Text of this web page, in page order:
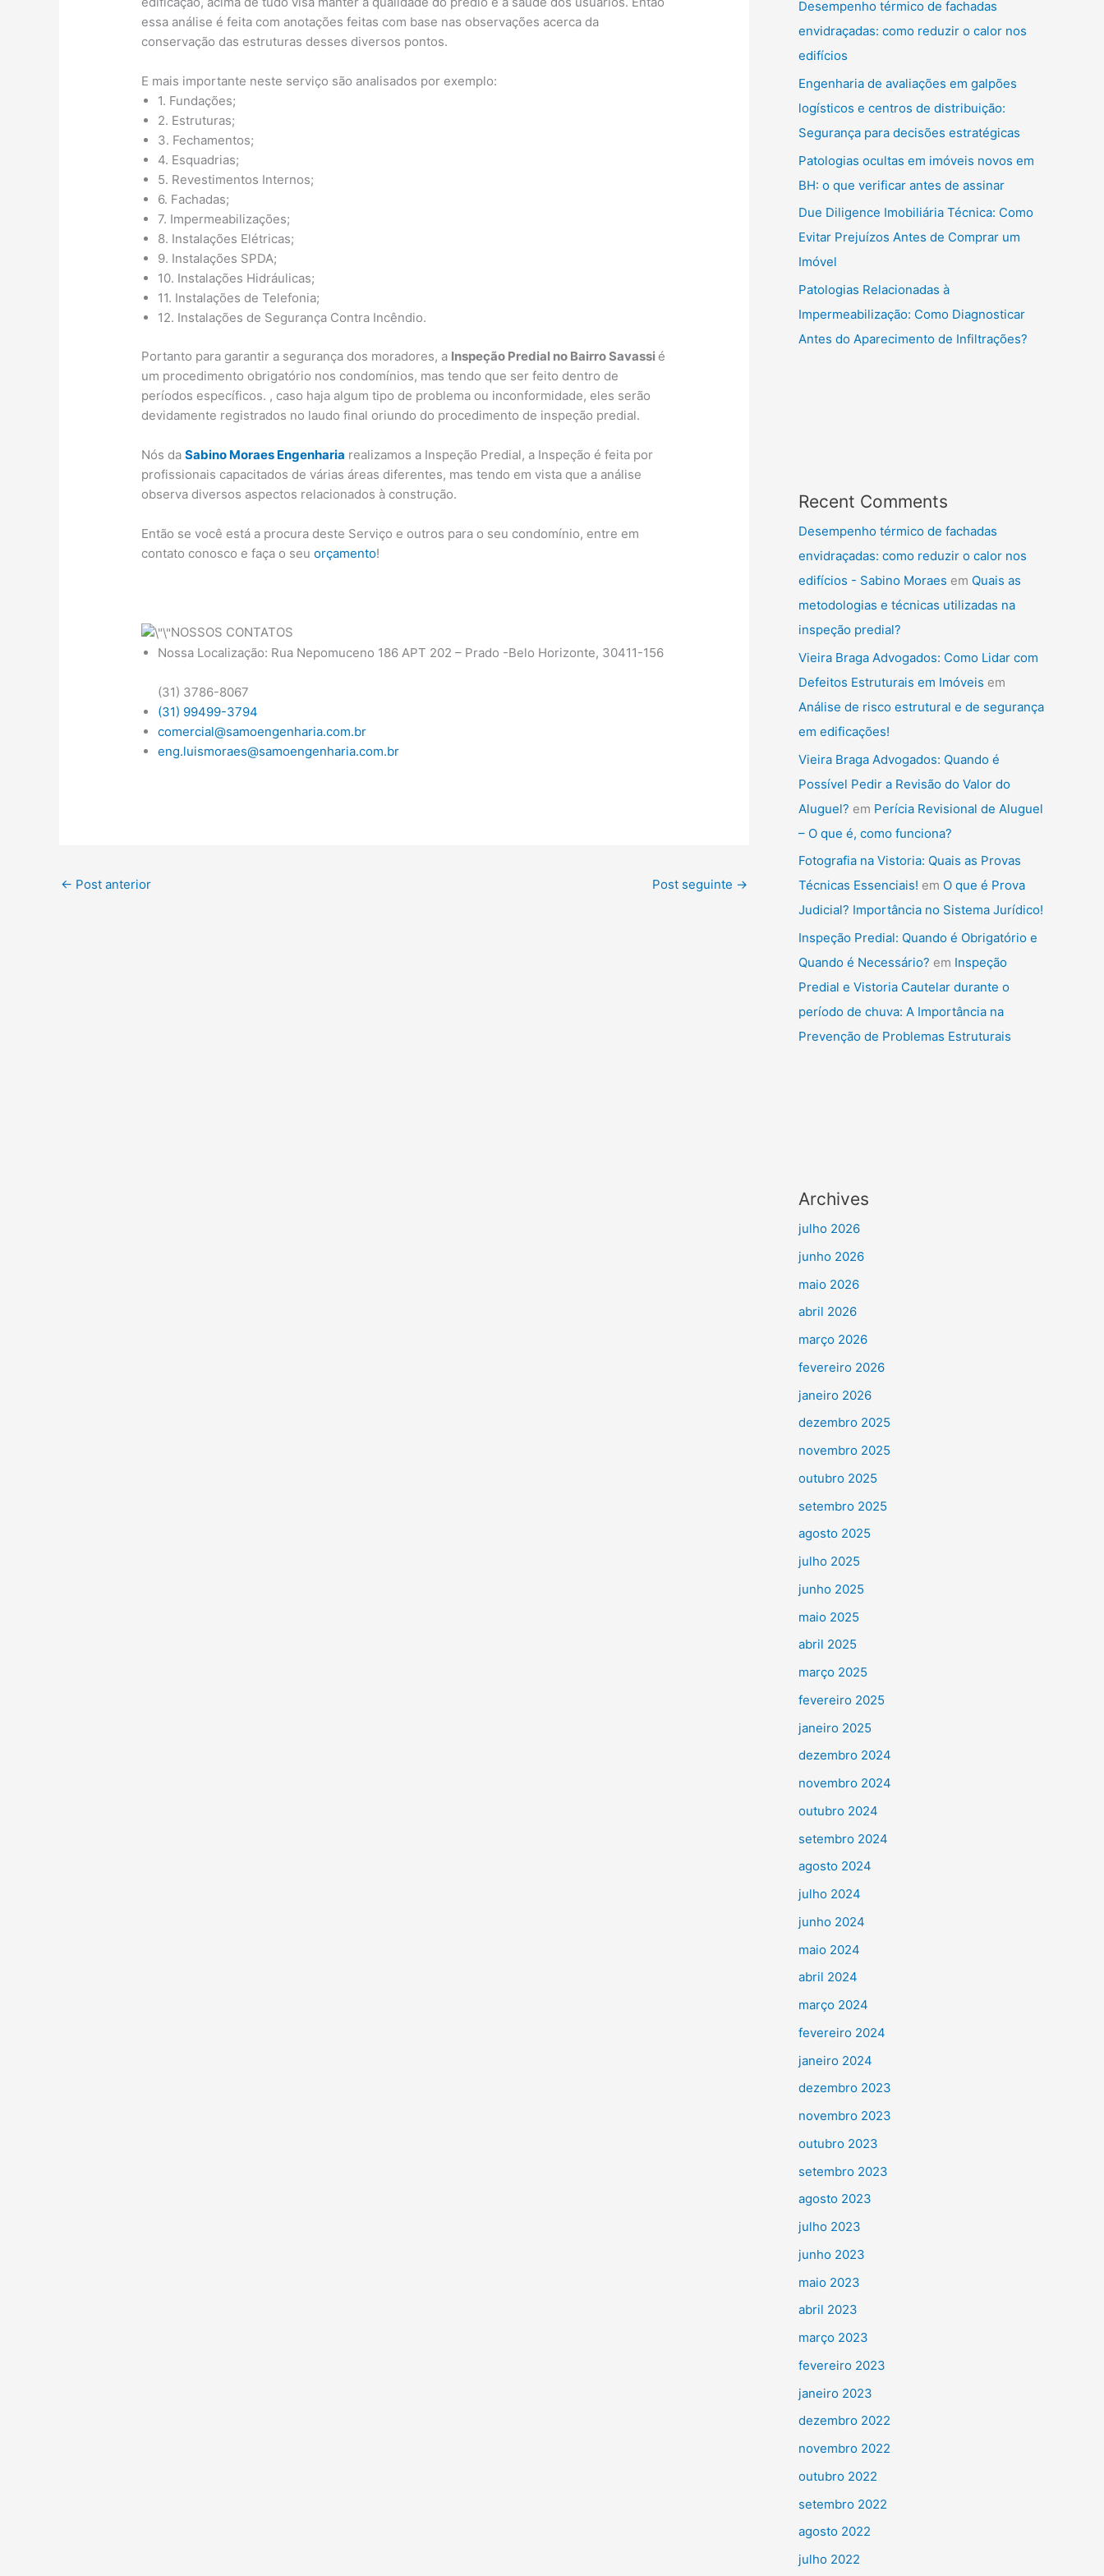
essa análise é feita com anotações feitas com base nas observações acerca da
conservação das estruturas desses diversos pontos.
E mais importante neste serviço são analisados por exemplo:
1. Fundações;
2. Estruturas;
3. Fechamentos;
4. Esquadrias;
5. Revestimentos Internos;
6. Fachadas;
7. Impermeabilizações;
8. Instalações Elétricas;
9. Instalações SPDA;
10. Instalações Hidráulicas;
11. Instalações de Telefonia;
12. Instalações de Segurança Contra Incêndio.
Portanto para garantir a segurança dos moradores, a Inspeção Predial no Bairro Savassi é
um procedimento obrigatório nos condomínios, mas tendo que ser feito dentro de
períodos específicos. , caso haja algum tipo de problema ou inconformidade, eles serão
devidamente registrados no laudo final oriundo do procedimento de inspeção predial.
Nós daSabino Moraes Engenharia realizamos a Inspeção Predial, a Inspeção é feita por
profissionais capacitados de várias áreas diferentes, mas tendo em vista que a análise
observa diversos aspectos relacionados à construção.
Então se você está a procura deste Serviço e outros para o seu condomínio, entre em
contato conosco e faça o seuorçamento!
NOSSOS CONTATOS
Nossa Localização: Rua Nepomuceno 186 APT 202 – Prado -Belo Horizonte, 30411-156
(31) 3786-8067
(31) 99499-3794
comercial@samoengenharia.com.br
eng.luismoraes@samoengenharia.com.br
← Post anterior Post seguinte →
Desempenho térmico de fachadas
envidraçadas: como reduzir o calor nos
edifícios
Engenharia de avaliações em galpões
logísticos e centros de distribuição:
Segurança para decisões estratégicas
Patologias ocultas em imóveis novos em
BH: o que verificar antes de assinar
Due Diligence Imobiliária Técnica: Como
Evitar Prejuízos Antes de Comprar um
Imóvel
Patologias Relacionadas à
Impermeabilização: Como Diagnosticar
Antes do Aparecimento de Infiltrações?
Recent Comments
Desempenho térmico de fachadas
envidraçadas: como reduzir o calor nos
edifícios - Sabino Moraes em Quais as
metodologias e técnicas utilizadas na
inspeção predial?
Vieira Braga Advogados: Como Lidar com
Defeitos Estruturais em Imóveis em
Análise de risco estrutural e de segurança
em edificações!
Vieira Braga Advogados: Quando é
Possível Pedir a Revisão do Valor do
Aluguel? em Perícia Revisional de Aluguel
– O que é, como funciona?
Fotografia na Vistoria: Quais as Provas
Técnicas Essenciais! em O que é Prova
Judicial? Importância no Sistema Jurídico!
Inspeção Predial: Quando é Obrigatório e
Quando é Necessário? em Inspeção
Predial e Vistoria Cautelar durante o
período de chuva: A Importância na
Prevenção de Problemas Estruturais
Archives
julho 2026
junho 2026
maio 2026
abril 2026
março 2026
fevereiro 2026
janeiro 2026
dezembro 2025
novembro 2025
outubro 2025
setembro 2025
agosto 2025
julho 2025
junho 2025
maio 2025
abril 2025
março 2025
fevereiro 2025
janeiro 2025
dezembro 2024
novembro 2024
outubro 2024
setembro 2024
agosto 2024
julho 2024
junho 2024
maio 2024
abril 2024
março 2024
fevereiro 2024
janeiro 2024
dezembro 2023
novembro 2023
outubro 2023
setembro 2023
agosto 2023
julho 2023
junho 2023
maio 2023
abril 2023
março 2023
fevereiro 2023
janeiro 2023
dezembro 2022
novembro 2022
outubro 2022
setembro 2022
agosto 2022
julho 2022